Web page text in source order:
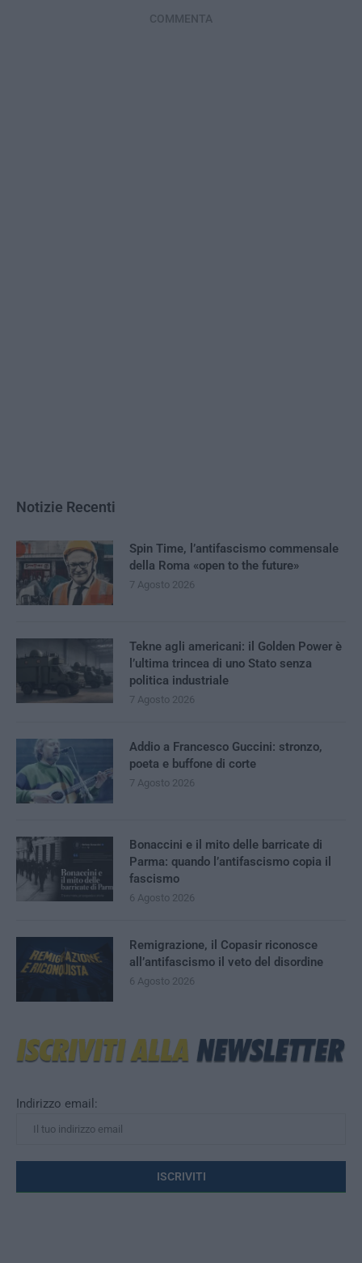
COMMENTA
Indirizzo email:
Notizie Recenti
Spin Time, l’antifascismo commensale
della Roma «open to the future»
7 Agosto 2026
Tekne agli americani: il Golden Power è
l’ultima trincea di uno Stato senza
politica industriale
7 Agosto 2026
Addio a Francesco Guccini: stronzo,
poeta e buffone di corte
7 Agosto 2026
Bonaccini e il mito delle barricate di
Parma: quando l’antifascismo copia il
fascismo
6 Agosto 2026
Remigrazione, il Copasir riconosce
all’antifascismo il veto del disordine
6 Agosto 2026